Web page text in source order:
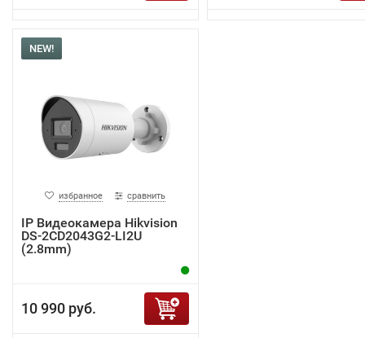
NEW!
избранное сравнить
IP Видеокамера Hikvision
DS-2CD2043G2-LI2U
(2.8mm)
10 990 руб.